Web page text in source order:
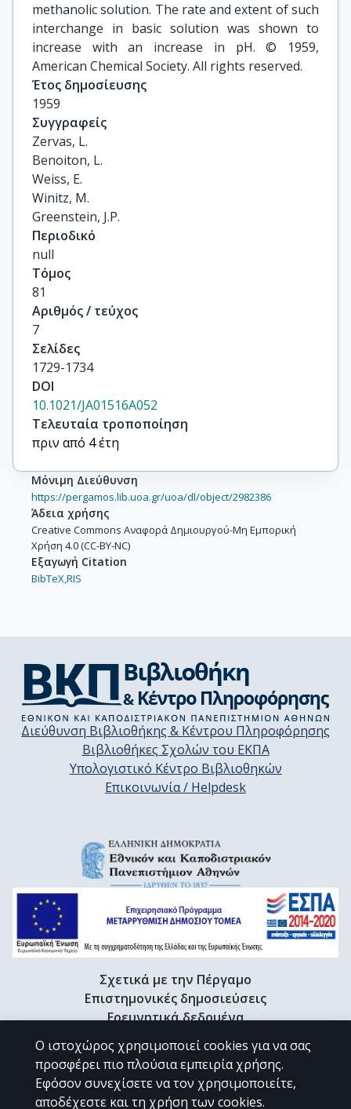
methanolic solution. The rate and extent of such
interchange in basic solution was shown to
increase with an increase in pH. © 1959,
American Chemical Society. All rights reserved.
Έτος δημοσίευσης
1959
Συγγραφείς
Zervas, L.
Benoiton, L.
Weiss, E.
Winitz, M.
Greenstein, J.P.
Περιοδικό
null
Τόμος
81
Αριθμός / τεύχος
7
Σελίδες
1729-1734
DOI
10.1021/JA01516A052
Τελευταία τροποποίηση
πριν από 4 έτη
Μόνιμη Διεύθυνση
https://pergamos.lib.uoa.gr/uoa/dl/object/2982386
Άδεια χρήσης
Creative Commons Αναφορά Δημιουργού-Μη Εμπορική
Χρήση 4.0 (CC-BY-NC)
Εξαγωγή Citation
BibTeX,RIS
Διεύθυνση Βιβλιοθήκης & Κέντρου Πληροφόρησης
Βιβλιοθήκες Σχολών του ΕΚΠΑ
Υπολογιστικό Κέντρο Βιβλιοθηκών
Επικοινωνία / Helpdesk
Σχετικά με την Πέργαμο
Επιστημονικές δημοσιεύσεις
Ερευνητικά δεδομένα
Διδακτορικές διατριβές & Γκρίζα βιβλιογραφία
Προφίλ Ερευνητή
Ο ιστοχώρος χρησιμοποιεί cookies για να σας
προσφέρει πιο πλούσια εμπειρία χρήσης.
Εφόσον συνεχίσετε να τον χρησιμοποιείτε,
αποδέχεστε και τη χρήση των cookies.